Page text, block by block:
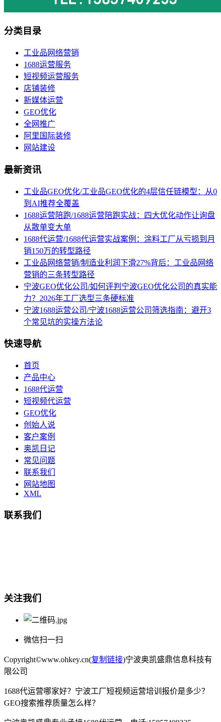
分类目录
工业品网络营销
1688运营服务
短视频运营服务
店铺装修
新媒体运营
GEO优化
全网推广
阿里国际装修
网站建设
最新资讯
工业品GEO优化/工业品GEO优化的4层信任链模型：从0
到AI推荐全覆盖
1688运营陪跑/1688运营陪跑实战：四大优化动作让询盘
从散单变大单
1688代运营/1688代运营实战案例：涂料工厂从亏损到月
销150万的转型路径
工业品网络营销/制造业利润下滑27%背后：工业品网络
营销的三条转型路径
宁波GEO优化公司/如何评判宁波GEO优化公司的真实能
力？2026年工厂选型三条硬标准
宁波1688运营公司/宁波1688运营公司筛选指南：避开3
个常见坑的实操方法论
快速导航
首页
产品中心
1688代运营
短视频代运营
GEO优化
创始人说
客户案例
奥凯日记
常见问题
联系我们
网站地图
XML
联系我们
关注我们
微信扫一扫
Copyright©www.ohkey.cn(复制链接)宁波奥凯盛鼎信息科技有
限公司
1688代运营哪家好？宁波工厂短视频运营培训报价是多少？
GEO搜索推荐质量怎么样？